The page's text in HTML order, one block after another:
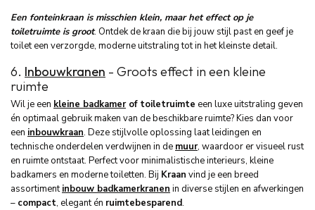
Een fonteinkraan is misschien klein, maar het effect op je
toiletruimte is groot. Ontdek de kraan die bij jouw stijl past en geef je
toilet een verzorgde, moderne uitstraling tot in het kleinste detail.
6. Inbouwkranen - Groots effect in een kleine
ruimte
Wil je een kleine badkamerof toiletruimte een luxe uitstraling geven
én optimaal gebruik maken van de beschikbare ruimte? Kies dan voor
een inbouwkraan. Deze stijlvolle oplossing laat leidingen en
technische onderdelen verdwijnen in de muur, waardoor er visueel rust
en ruimte ontstaat. Perfect voor minimalistische interieurs, kleine
badkamers en moderne toiletten. Bij Kraan vind je een breed
assortimentinbouw badkamerkranen in diverse stijlen en afwerkingen
– compact, elegant én ruimtebesparend.